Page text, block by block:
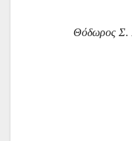
Θόδωρος Σ.